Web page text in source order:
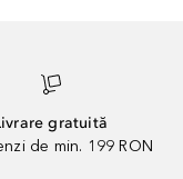
gratuită
de min. 199 RON